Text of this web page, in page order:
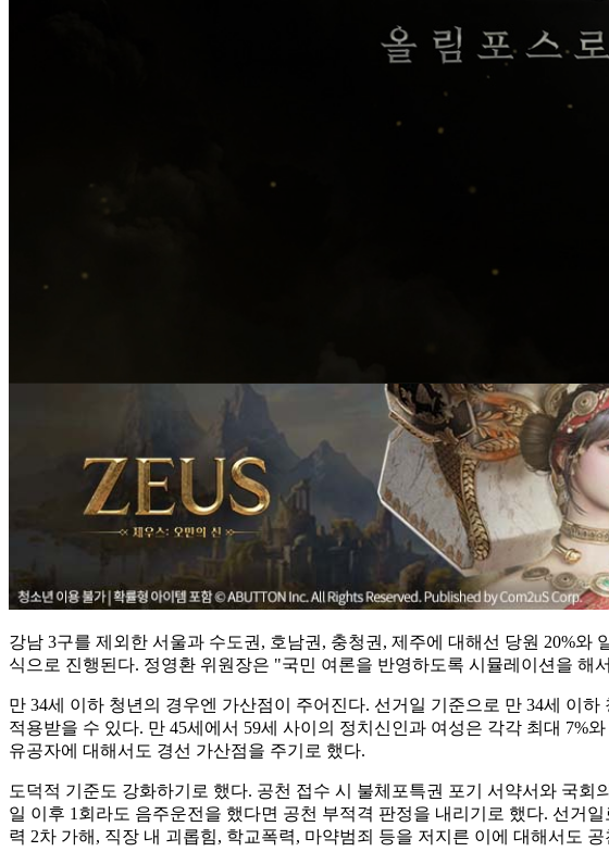
강남 3구를 제외한 서울과 수도권, 호남권, 충청권, 제주에 대해선 당원 20%와
식으로 진행된다. 정영환 위원장은 "국민 여론을 반영하도록 시뮬레이션을 해
만 34세 이하 청년의 경우엔 가산점이 주어진다. 선거일 기준으로 만 34세 이
적용받을 수 있다. 만 45세에서 59세 사이의 정치신인과 여성은 각각 최대 7%
유공자에 대해서도 경선 가산점을 주기로 했다.
도덕적 기준도 강화하기로 했다. 공천 접수 시 불체포특권 포기 서약서와 국
일 이후 1회라도 음주운전을 했다면 공천 부적격 판정을 내리기로 했다. 선거
력 2차 가해, 직장 내 괴롭힘, 학교폭력, 마약범죄 등을 저지른 이에 대해서도